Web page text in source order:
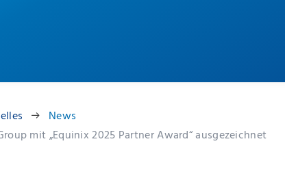
News
mit „Equinix 2025 Partner Award“ ausgezeichnet